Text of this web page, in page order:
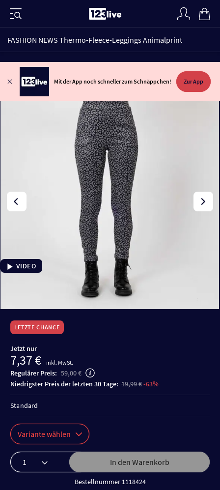
FASHION NEWS Thermo-Fleece-Leggings Animalprint
Mit der App noch schneller zum Schnäppchen! Zur App
VIDEO
LETZTE CHANCE
Jetzt nur
7,37 € inkl. MwSt.
Regulärer Preis: 59,00 €
niedrigster Preis der letzten 30 Tage: 19,99 €-63%
Variante wählen
In den Warenkorb
Bestellnummer 1118424
Standard